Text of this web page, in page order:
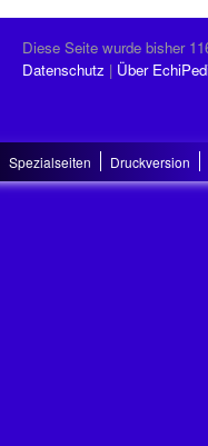
Diese Seite wurde bisher
Datenschutz
Über
Spezialseiten Druckversion